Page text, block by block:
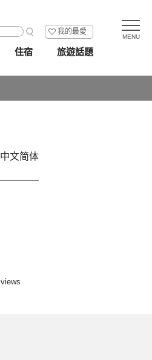
我的最愛
住宿 旅遊話題
中文简体
views